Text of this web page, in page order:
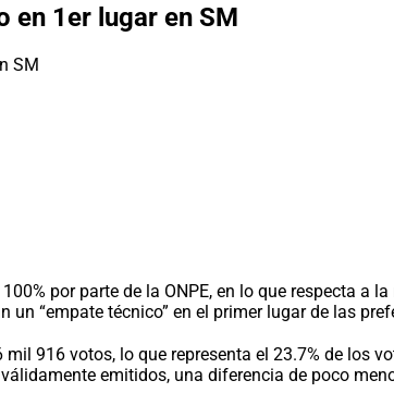
en 1er lugar en SM
por parte de la ONPE, en lo que respecta a
un “empate técnico” en el primer lugar de las
mil 916 votos, lo que representa el 23.7% de
emitidos, una diferencia de poco